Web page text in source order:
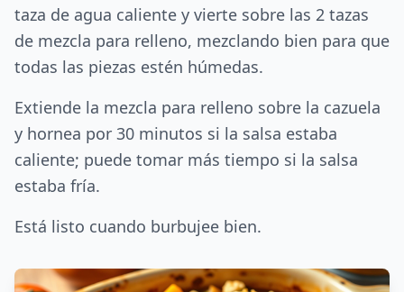
taza de agua caliente y vierte sobre las 2 tazas
de mezcla para relleno, mezclando bien para que
todas las piezas estén húmedas.
Extiende la mezcla para relleno sobre la cazuela
y hornea por 30 minutos si la salsa estaba
caliente; puede tomar más tiempo si la salsa
estaba fría.
Está listo cuando burbujee bien.